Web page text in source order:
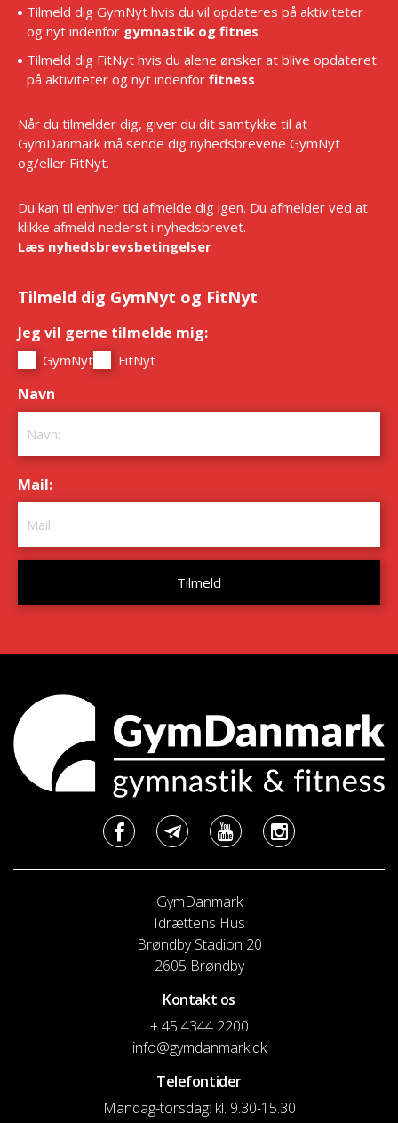
Tilmeld dig GymNyt hvis du vil opdateres på aktiviteter
og nyt indenfor gymnastik og fitnes
Tilmeld dig FitNyt hvis du alene ønsker at blive opdateret
på aktiviteter og nyt indenfor fitness
Når du tilmelder dig, giver du dit samtykke til at
GymDanmark må sende dig nyhedsbrevene GymNyt
og/eller FitNyt.
Du kan til enhver tid afmelde dig igen. Du afmelder ved at
klikke afmeld nederst i nyhedsbrevet.
Læs nyhedsbrevsbetingelser
Tilmeld dig GymNyt og FitNyt
Jeg vil gerne tilmelde mig:
GymNyt FitNyt
Navn
Mail:
GymDanmark
Idrættens Hus
Brøndby Stadion 20
2605 Brøndby
Kontakt os
+ 45 4344 2200
info@gymdanmark.dk
Telefontider
Mandag-torsdag: kl. 9.30-15.30